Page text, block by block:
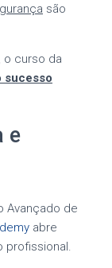
são
o curso da
sucesso
e
Avançado de
abre
profissional.